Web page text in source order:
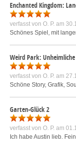
Enchanted Kingdom:
verfasst von O. P. am
Schönes Spiel, mit
Weird Park:
verfasst von O. P. am
Schöne Story, Grafik,
Garten-Glück 2
verfasst von O. P. am
Ich habe Austin lieb.